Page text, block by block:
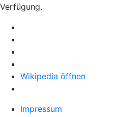
Verfügung.
Wikipedia öffnen
Impressum